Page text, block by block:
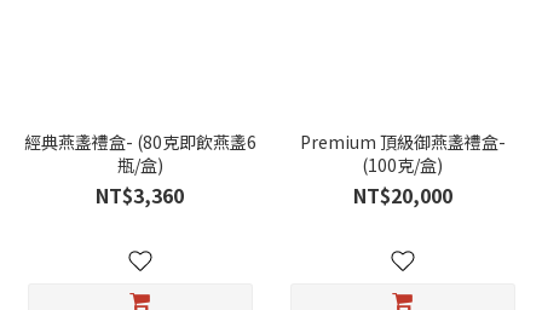
經典燕盞禮盒- (80克即飲燕盞6
瓶/盒)
NT$3,360
Premium 頂級御燕盞禮盒-
(100克/盒)
NT$20,000